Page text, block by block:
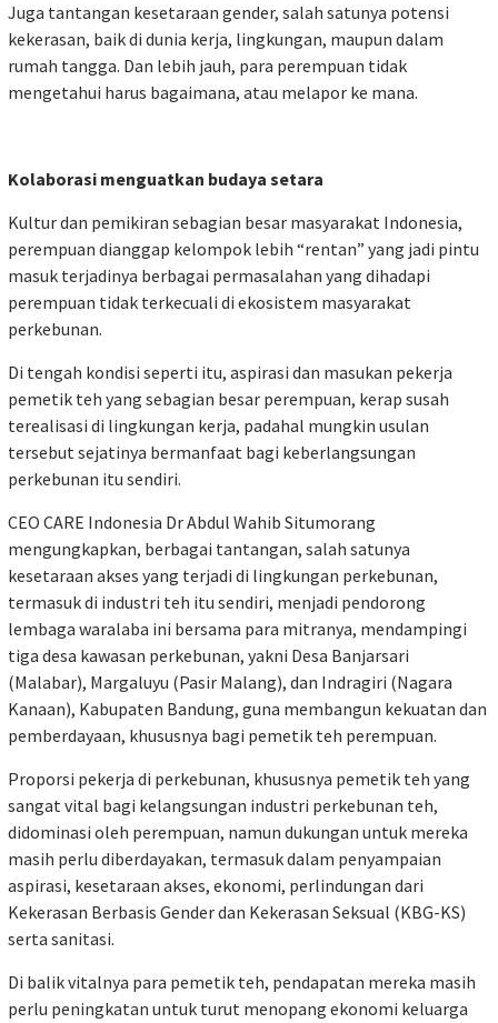
Juga tantangan kesetaraan gender, salah satunya potensi
kekerasan, baik di dunia kerja, lingkungan, maupun dalam
rumah tangga. Dan lebih jauh, para perempuan tidak
mengetahui harus bagaimana, atau melapor ke mana.
Kolaborasi menguatkan budaya setara
Kultur dan pemikiran sebagian besar masyarakat Indonesia,
perempuan dianggap kelompok lebih “rentan” yang jadi pintu
masuk terjadinya berbagai permasalahan yang dihadapi
perempuan tidak terkecuali di ekosistem masyarakat
perkebunan.
Di tengah kondisi seperti itu, aspirasi dan masukan pekerja
pemetik teh yang sebagian besar perempuan, kerap susah
terealisasi di lingkungan kerja, padahal mungkin usulan
tersebut sejatinya bermanfaat bagi keberlangsungan
perkebunan itu sendiri.
CEO CARE Indonesia Dr Abdul Wahib Situmorang
mengungkapkan, berbagai tantangan, salah satunya
kesetaraan akses yang terjadi di lingkungan perkebunan,
termasuk di industri teh itu sendiri, menjadi pendorong
lembaga waralaba ini bersama para mitranya, mendampingi
tiga desa kawasan perkebunan, yakni Desa Banjarsari
(Malabar), Margaluyu (Pasir Malang), dan Indragiri (Nagara
Kanaan), Kabupaten Bandung, guna membangun kekuatan dan
pemberdayaan, khususnya bagi pemetik teh perempuan.
Proporsi pekerja di perkebunan, khususnya pemetik teh yang
sangat vital bagi kelangsungan industri perkebunan teh,
didominasi oleh perempuan, namun dukungan untuk mereka
masih perlu diberdayakan, termasuk dalam penyampaian
aspirasi, kesetaraan akses, ekonomi, perlindungan dari
Kekerasan Berbasis Gender dan Kekerasan Seksual (KBG-KS)
serta sanitasi.
Di balik vitalnya para pemetik teh, pendapatan mereka masih
perlu peningkatan untuk turut menopang ekonomi keluarga